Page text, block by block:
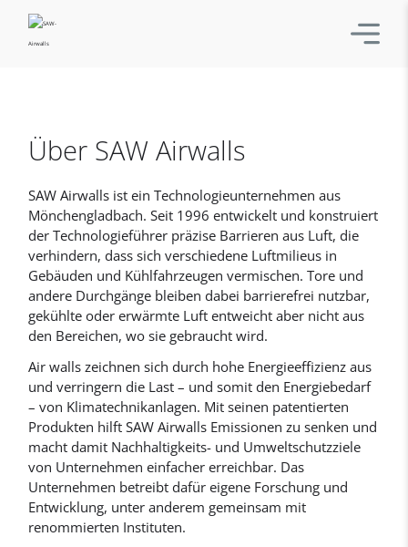
Über SAW Airwalls
SAW Airwalls ist ein Technologieunternehmen aus
Mönchengladbach. Seit 1996 entwickelt und konstruiert
der Technologieführer präzise Barrieren aus Luft, die
verhindern, dass sich verschiedene Luftmilieus in
Gebäuden und Kühlfahrzeugen vermischen. Tore und
andere Durchgänge bleiben dabei barrierefrei nutzbar,
gekühlte oder erwärmte Luft entweicht aber nicht aus
den Bereichen, wo sie gebraucht wird.
Air walls zeichnen sich durch hohe Energieeffizienz aus
und verringern die Last – und somit den Energiebedarf
– von Klimatechnikanlagen. Mit seinen patentierten
Produkten hilft SAW Airwalls Emissionen zu senken und
macht damit Nachhaltigkeits- und Umweltschutzziele
von Unternehmen einfacher erreichbar. Das
Unternehmen betreibt dafür eigene Forschung und
Entwicklung, unter anderem gemeinsam mit
renommierten Instituten.